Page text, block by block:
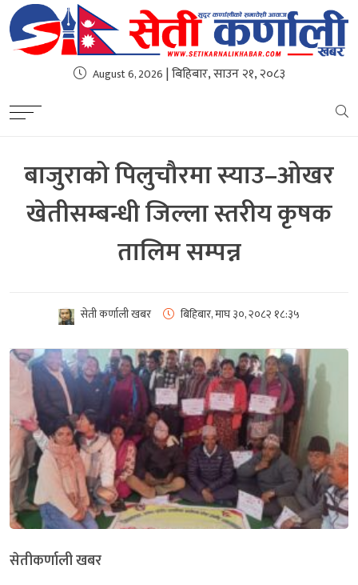
August 6, 2026 | बिहिबार, साउन २१, २०८३
बाजुराको पिलुचौरमा स्याउ–ओखर
खेतीसम्बन्धी जिल्ला स्तरीय कृषक
तालिम सम्पन्न
सेती कर्णाली खबर बिहिबार, माघ ३०, २०८२ १८:३५
सेतीकर्णाली खबर